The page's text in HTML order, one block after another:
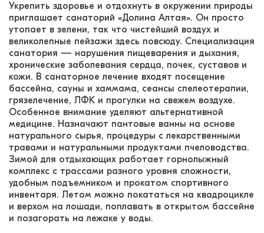
Укрепить здоровье и отдохнуть в окружении природы
приглашает санаторий «Долина Алтая». Он просто
утопает в зелени, так что чистейший воздух и
великолепные пейзажи здесь повсюду. Специализация
санатория — нарушения пищеварения и дыхания,
хронические заболевания сердца, почек, суставов и
кожи. В санаторное лечение входят посещение
бассейна, сауны и хаммама, сеансы спелеотерапии,
грязелечение, ЛФК и прогулки на свежем воздухе.
Особенное внимание уделяют альтернативной
медицине. Назначают пантовые ванны на основе
натурального сырья, процедуры с лекарственными
травами и натуральными продуктами пчеловодства.
Зимой для отдыхающих работает горнолыжный
комплекс с трассами разного уровня сложности,
удобным подъемником и прокатом спортивного
инвентаря. Летом можно покататься на квадроцикле
и верхом на лошади, поплавать в открытом бассейне
и позагорать на лежаке у воды.